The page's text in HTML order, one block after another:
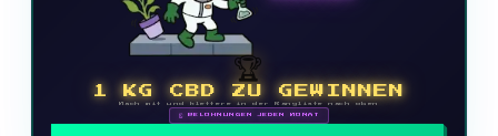
🏆
1 KG CBD ZU GEWINNEN
Mach mit und klettere in der Rangliste nach oben
🗓 BELOHNUNGEN JEDEN MONAT